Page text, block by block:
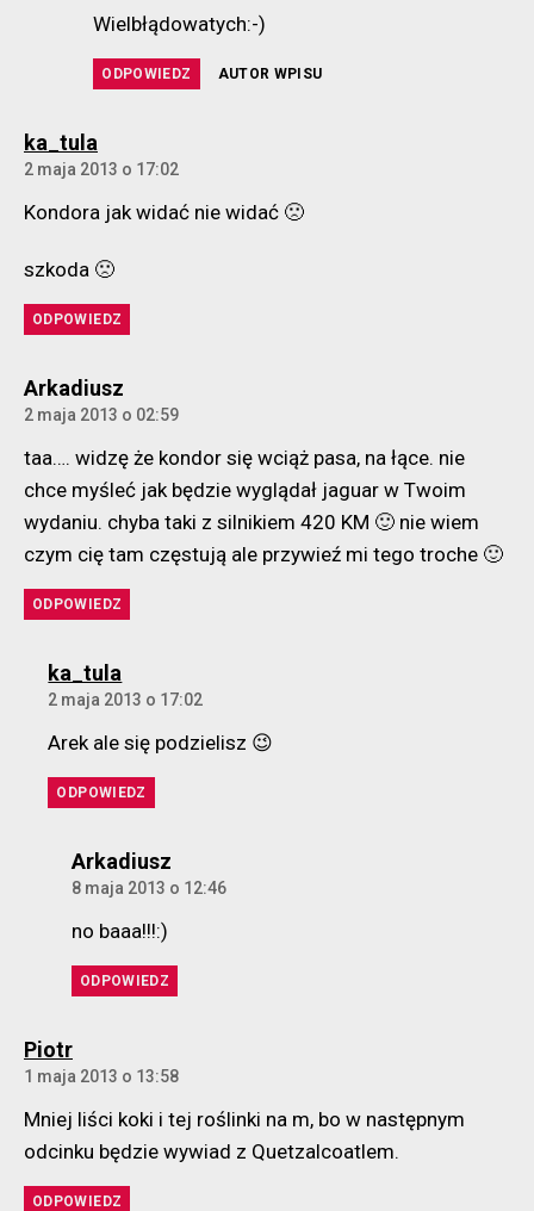
Wielbłądowatych:-)
ODPOWIEDZ AUTOR WPISU
ka_tula
2 maja 2013 o 17:02
Kondora jak widać nie widać 🙁
szkoda 🙁
ODPOWIEDZ
Arkadiusz
2 maja 2013 o 02:59
taa…. widzę że kondor się wciąż pasa, na łące. nie
chce myśleć jak będzie wyglądał jaguar w Twoim
wydaniu. chyba taki z silnikiem 420 KM 🙂 nie wiem
czym cię tam częstują ale przywieź mi tego troche 🙂
ODPOWIEDZ
ka_tula
2 maja 2013 o 17:02
Arek ale się podzielisz 😉
ODPOWIEDZ
Arkadiuszkomentarz:
8 maja 2013 o 12:46
no baaa!!!:)
ODPOWIEDZ
Piotrkomentarz:
1 maja 2013 o 13:58
Mniej liści koki i tej roślinki na m, bo w następnym
odcinku będzie wywiad z Quetzalcoatlem.
ODPOWIEDZ